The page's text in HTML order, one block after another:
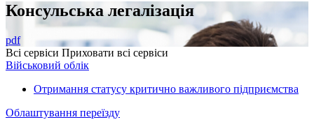
Консульська легалізація
pdf
Всі сервіси Приховати всі сервіси
Військовий облік
Отримання статусу критично важливого підприємства
Облаштування переїзду